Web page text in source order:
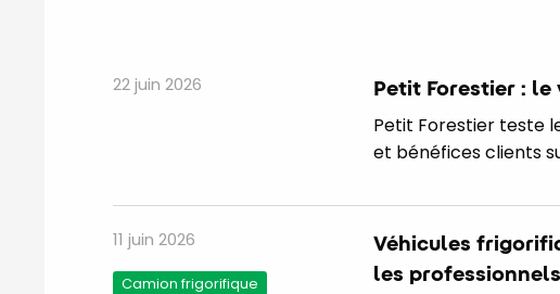
22 juin 2026 Petit Forestier :
Petit Forestier teste
et bénéfices clients
11 juin 2026
Camion frigorifique
​​​​​Véhicules
les